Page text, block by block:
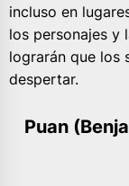
incluso en
los personajes y
lograrán que los
despertar.
Puan